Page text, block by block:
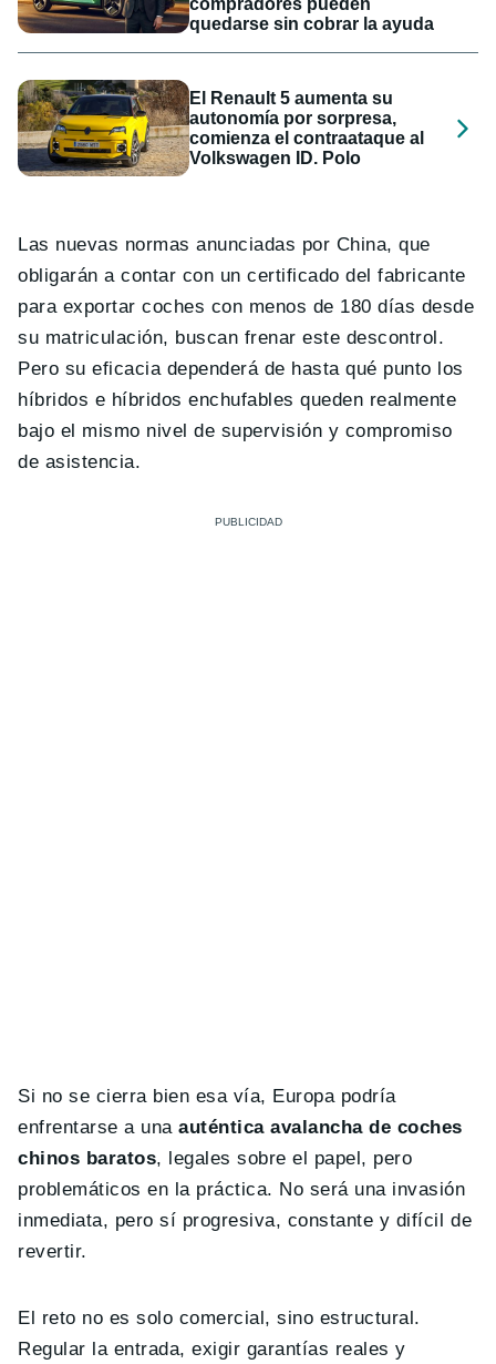
compradores pueden
quedarse sin cobrar la ayuda
El Renault 5 aumenta su
autonomía por sorpresa,
comienza el contraataque al
Volkswagen ID. Polo
Las nuevas normas anunciadas por China, que
obligarán a contar con un certificado del fabricante
para exportar coches con menos de 180 días desde
su matriculación, buscan frenar este descontrol.
Pero su eficacia dependerá de hasta qué punto los
híbridos e híbridos enchufables queden realmente
bajo el mismo nivel de supervisión y compromiso
de asistencia.
Si no se cierra bien esa vía, Europa podría
enfrentarse a unaauténtica avalancha de coches
chinos baratos, legales sobre el papel, pero
problemáticos en la práctica. No será una invasión
inmediata, pero sí progresiva, constante y difícil de
revertir.
El reto no es solo comercial, sino estructural.
Regular la entrada, exigir garantías reales y